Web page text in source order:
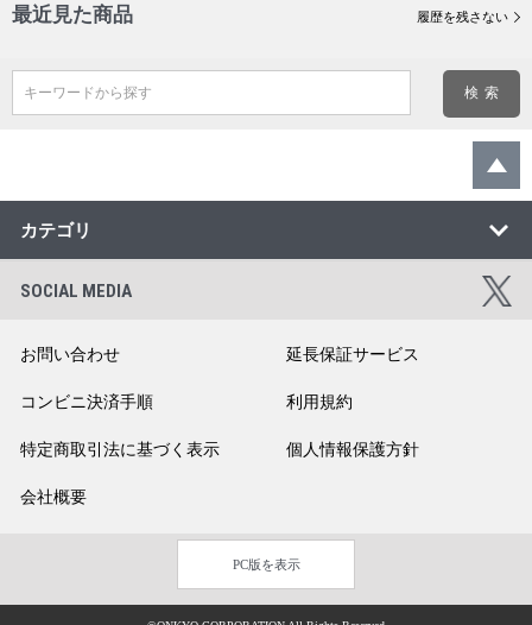
最近見た商品 履歴を残さない
キーワードから探す
カテゴリ
SOCIAL MEDIA
お問い合わせ 延長保証サービス
コンビニ決済手順 利用規約
特定商取引法に基づく表示 個人情報保護方針
会社概要
PC版を表示